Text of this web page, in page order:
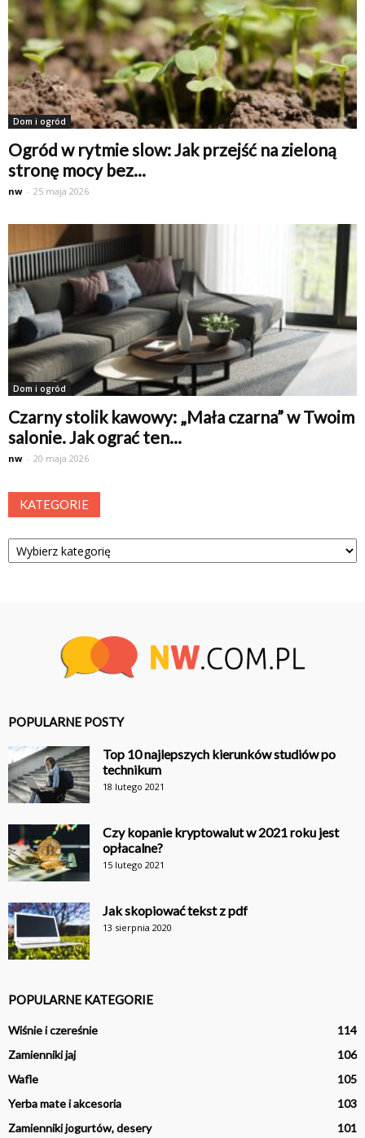
Dom i ogród
Ogród w rytmie slow: Jak przejść na zieloną
stronę mocy bez...
nw - 25 maja 2026
Dom i ogród
Czarny stolik kawowy: „Mała czarna” w Twoim
salonie. Jak ograć ten...
nw - 20 maja 2026
KATEGORIE
Kategorie
POPULARNE POSTY
Top 10 najlepszych kierunków studiów po
technikum
18 lutego 2021
Czy kopanie kryptowalut w 2021 roku jest
opłacalne?
15 lutego 2021
Jak skopiować tekst z pdf
13 sierpnia 2020
POPULARNE KATEGORIE
Wiśnie i czereśnie
114
Zamienniki jaj
106
Wafle
105
Yerba mate i akcesoria
103
Zamienniki jogurtów, desery
101